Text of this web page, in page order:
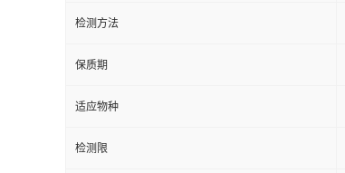
检测方法
保质期
适应物种
检测限